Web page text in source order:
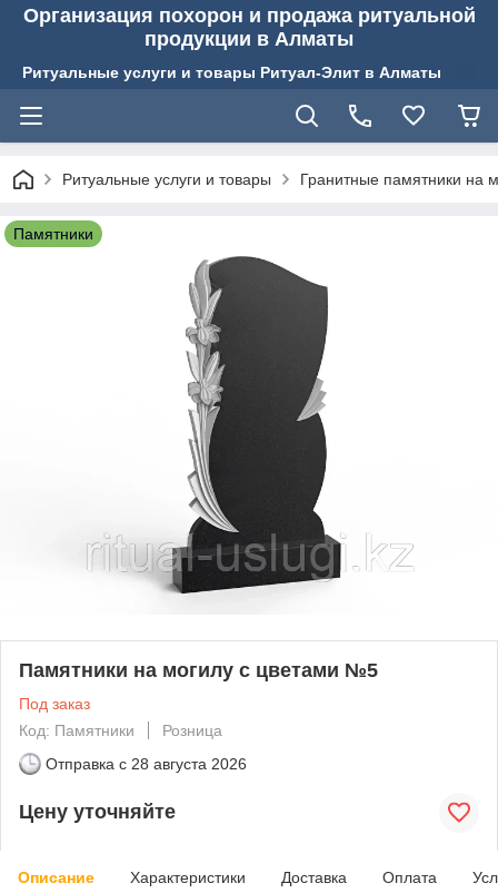
Организация похорон и продажа ритуальной
продукции в Алматы
Ритуальные услуги и товары Ритуал-Элит в Алматы
Ритуальные услуги и товары Гранитные памятники на
Памятники
Памятники на могилу с цветами №5
Под заказ
Код: Памятники
Розница
Отправка с 28 августа 2026
Цену уточняйте
Описание Характеристики Доставка Оплата